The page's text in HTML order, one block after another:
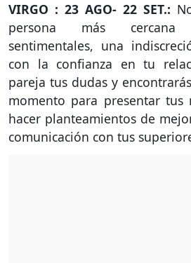
VIRGO : 23 AGO- 22 SET.:
persona más
sentimentales, una
con la confianza en tu
pareja tus dudas y
momento para presentar tus
hacer planteamientos de
comunicación con tus